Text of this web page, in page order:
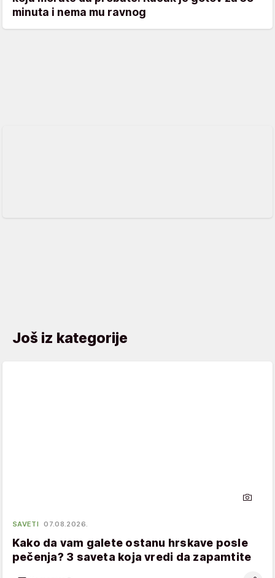
minuta i nema mu ravnog
Još iz kategorije
SAVETI 07.08.2026.
Kako da vam galete ostanu hrskave posle
pečenja? 3 saveta koja vredi da zapamtite